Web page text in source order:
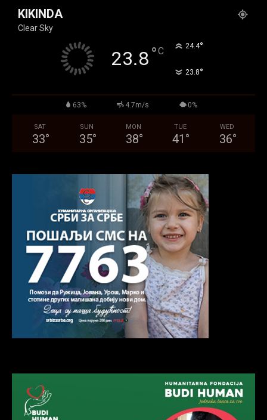
KIKINDA
Clear Sky
23.8°C 24.4°
23.8°
63% 4.7m/s 0%
SAT
33°
SUN
35°
MON
38°
TUE
41 °
WED
36°